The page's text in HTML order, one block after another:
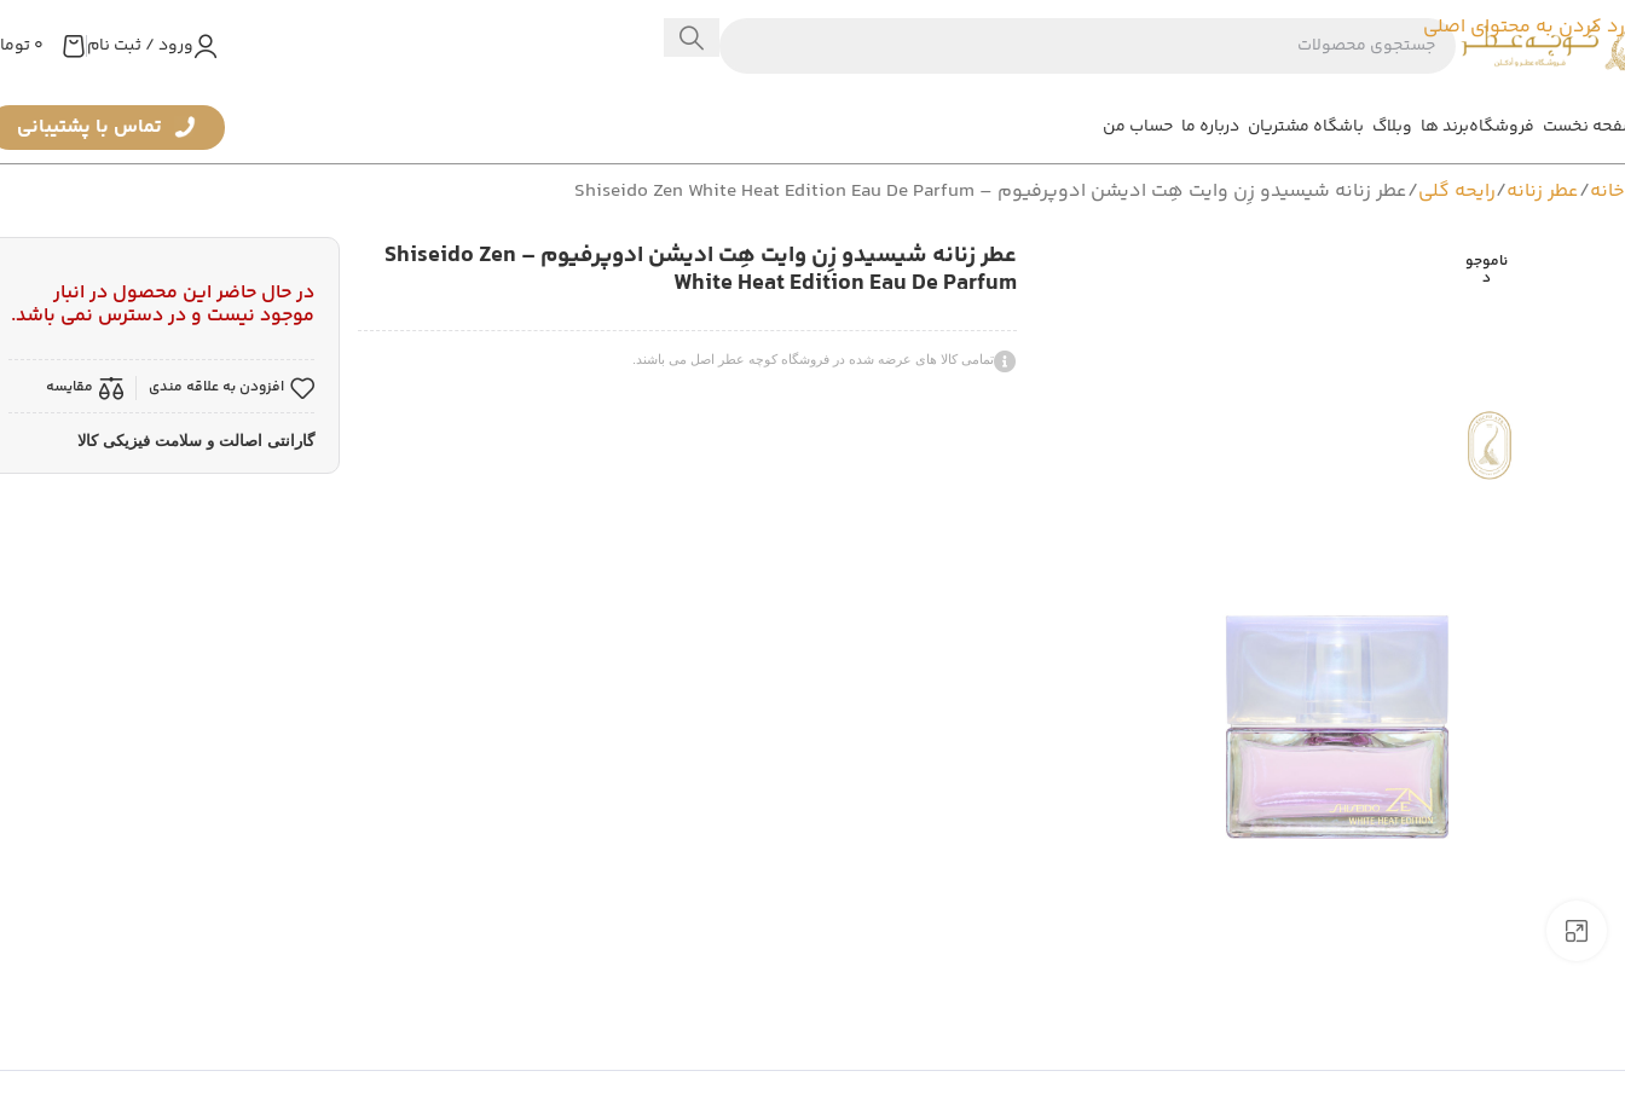
رد کردن به محتوای اصلی
ورود / ثبت نام 0
نخست فروشگاهبرند ها وبلاگ باشگاه مشتریان درباره ما حساب من تماس با پشتیبانی
خانه عطر زنانه رایحه گلی عطر زنانه شیسیدو زِن وایت هِت ادیشن ادوپرفیوم – Shiseido Zen White Heat Edition Eau De Parfum
ناموجو
د
عطر زنانه شیسیدو زِن وایت هِت ادیشن ادوپرفیوم – Shiseido Zen
White Heat Edition Eau De Parfum
تمامی کالا های عرضه شده در فروشگاه کوچه عطر اصل می باشند.
در حال حاضر این محصول در انبار
موجود نیست و در دسترس نمی باشد.
افزودن به علاقه مندی مقایسه
گارانتی اصالت و سلامت فیزیکی کالا